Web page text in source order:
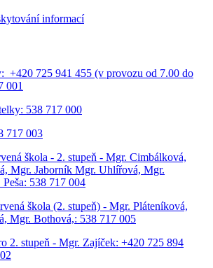
informací
+420 725 941 455 (v provozu od 7.00 do
001
538 717 000
717 003
škola - 2. stupeň - Mgr. Cimbálková,
Mgr. Jaborník Mgr. Uhlířová, Mgr.
538 717 004
škola (2. stupeň) - Mgr. Pláteníková,
Mgr. Bothová,: 538 717 005
2. stupeň - Mgr. Zajíček: +420 725 894